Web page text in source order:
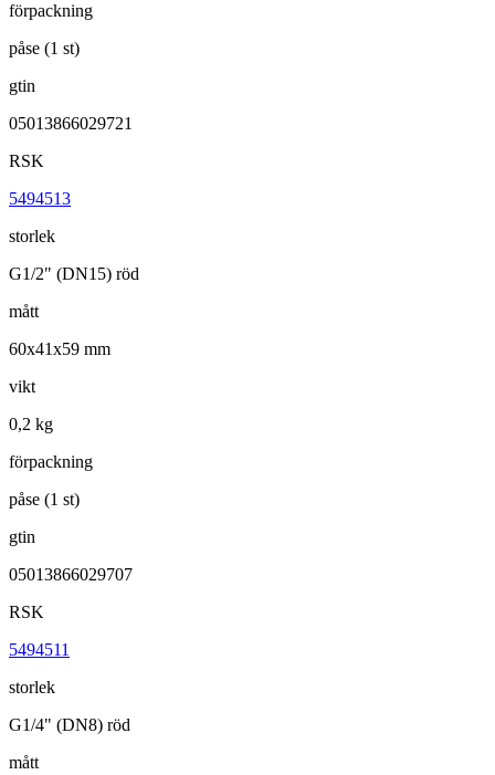
förpackning
påse (1 st)
gtin
05013866029721
RSK
5494513
storlek
G1/2" (DN15) röd
mått
60x41x59 mm
vikt
0,2 kg
förpackning
påse (1 st)
gtin
05013866029707
RSK
5494511
storlek
G1/4" (DN8) röd
mått